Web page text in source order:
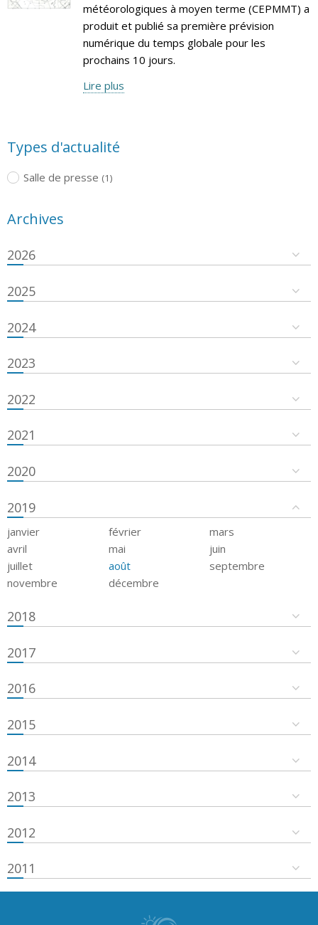
météorologiques à moyen terme (CEPMMT) a
produit et publié sa première prévision
numérique du temps globale pour les
prochains 10 jours.
Lire plus
Types d'actualité
Salle de presse (1)
Archives
2026
2025
2024
2023
2022
2021
2020
2019
janvier février
mars
avril
mai
juin
juillet
août
septembre
novembre
décembre
2018
2017
2016
2015
2014
2013
2012
2011